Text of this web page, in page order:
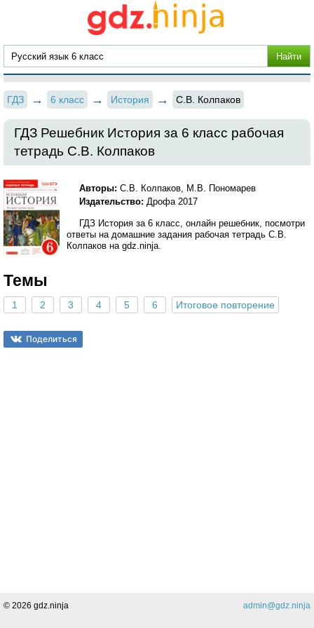
ГДЗ 6 класс История С.В. Колпаков
ГДЗ Решебник История за 6 класс рабочая
тетрадь С.В. Колпаков
Авторы: С.В. Колпаков, М.В. Пономарев
Издательство:Дрофа 2017
ГДЗ История за 6 класс, онлайн решебник, посмотри
ответы на домашние задания рабочая тетрадь С.В.
Колпаков на gdz.ninja.
Темы
1 2 3 4 5 6 Итоговое повторение
Поделиться
© 2026 gdz.ninja admin@gdz.ninja